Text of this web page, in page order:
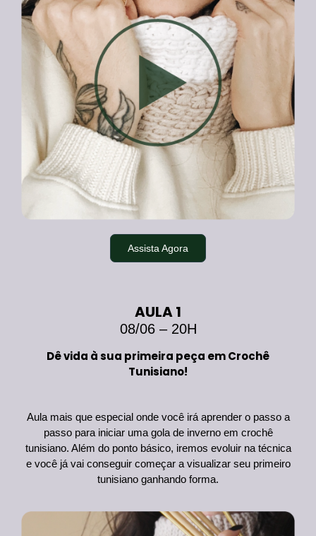
Assista Agora
AULA 1
08/06– 20H
Dê vida à sua primeira peça em Crochê
Tunisiano!
Aula mais que especial onde você irá aprender o passo a
passo para iniciar uma gola de inverno em crochê
tunisiano. Além do ponto básico, iremos evoluir na técnica
e você já vai conseguir começar a visualizar seu primeiro
tunisiano ganhando forma.